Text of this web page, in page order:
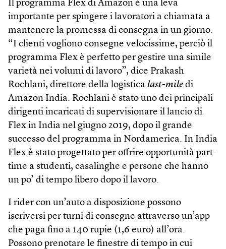
Il programma Flex di Amazon è una leva
importante per spingere i lavoratori a chiamata a
mantenere la promessa di consegna in un giorno.
“I clienti vogliono consegne velocissime, perciò il
programma Flex è perfetto per gestire una simile
varietà nei volumi di lavoro”, dice Prakash
Rochlani, direttore della logistica last-mile di
Amazon India. Rochlani è stato uno dei principali
dirigenti incaricati di supervisionare il lancio di
Flex in India nel giugno 2019, dopo il grande
successo del programma in Nordamerica. In India
Flex è stato progettato per offrire opportunità part-
time a studenti, casalinghe e persone che hanno
un po’ di tempo libero dopo il lavoro.
I rider con un’auto a disposizione possono
iscriversi per turni di consegne attraverso un’app
che paga fino a 140 rupie (1,6 euro) all’ora.
Possono prenotare le finestre di tempo in cui